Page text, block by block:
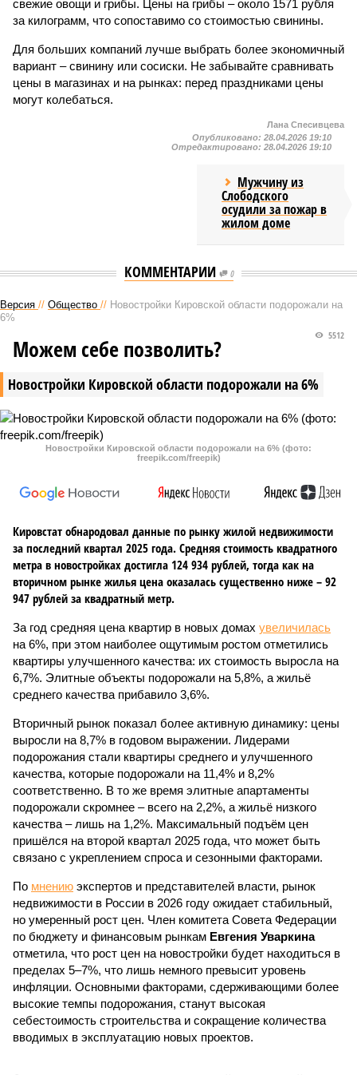
свежие овощи и грибы. Цены на грибы – около 1571 рубля
за килограмм, что сопоставимо со стоимостью свинины.
Для больших компаний лучше выбрать более экономичный
вариант – свинину или сосиски. Не забывайте сравнивать
цены в магазинах и на рынках: перед праздниками цены
могут колебаться.
Лана Спесивцева
Опубликовано: 28.04.2026 19:10
Отредактировано: 28.04.2026 19:10
Мужчину из
Слободского
осудили за пожар в
жилом доме
КОММЕНТАРИИ 0
Версия // Общество // Новостройки Кировской области подорожали на
6%
Новостройки Кировской области подорожали на 6%
5512
Можем себе позволить?
Новостройки Кировской области подорожали на 6% (фото:
freepik.com/freepik)
Кировстат обнародовал данные по рынку жилой недвижимости
за последний квартал 2025 года. Средняя стоимость квадратного
метра в новостройках достигла 124 934 рублей, тогда как на
вторичном рынке жилья цена оказалась существенно ниже – 92
947 рублей за квадратный метр.
За год средняя цена квартир в новых домах увеличилась
на 6%, при этом наиболее ощутимым ростом отметились
квартиры улучшенного качества: их стоимость выросла на
6,7%. Элитные объекты подорожали на 5,8%, а жильё
среднего качества прибавило 3,6%.
Вторичный рынок показал более активную динамику: цены
выросли на 8,7% в годовом выражении. Лидерами
подорожания стали квартиры среднего и улучшенного
качества, которые подорожали на 11,4% и 8,2%
соответственно. В то же время элитные апартаменты
подорожали скромнее – всего на 2,2%, а жильё низкого
качества – лишь на 1,2%. Максимальный подъём цен
пришёлся на второй квартал 2025 года, что может быть
связано с укреплением спроса и сезонными факторами.
По мнению экспертов и представителей власти, рынок
недвижимости в России в 2026 году ожидает стабильный,
но умеренный рост цен. Член комитета Совета Федерации
по бюджету и финансовым рынкам Евгения Уваркина
отметила, что рост цен на новостройки будет находиться в
пределах 5–7%, что лишь немного превысит уровень
инфляции. Основными факторами, сдерживающими более
высокие темпы подорожания, станут высокая
себестоимость строительства и сокращение количества
вводимых в эксплуатацию новых проектов.